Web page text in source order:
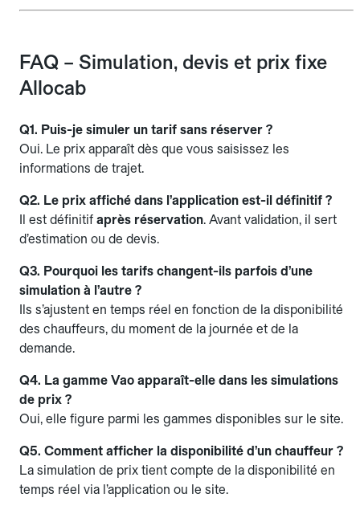
FAQ – Simulation, devis et prix fixe
Allocab
Q1. Puis-je simuler un tarif sans réserver ?
Oui. Le prix apparaît dès que vous saisissez les
informations de trajet.
Q2. Le prix affiché dans l’application est-il définitif ?
Il est définitif après réservation. Avant validation, il sert
d’estimation ou de devis.
Q3. Pourquoi les tarifs changent-ils parfois d’une
simulation à l’autre ?
Ils s’ajustent en temps réel en fonction de la disponibilité
des chauffeurs, du moment de la journée et de la
demande.
Q4. La gamme Vao apparaît-elle dans les simulations
de prix ?
Oui, elle figure parmi les gammes disponibles sur le site.
Q5. Comment afficher la disponibilité d’un chauffeur ?
La simulation de prix tient compte de la disponibilité en
temps réel via l’application ou le site.